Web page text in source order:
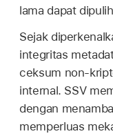
lama dapat
Sejak
integritas
ceksum non-
internal. SSV
dengan
memperluas